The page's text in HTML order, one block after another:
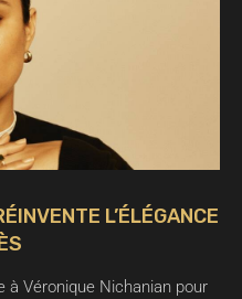
L’ÉLÉGANCE
Véronique Nichanian pour